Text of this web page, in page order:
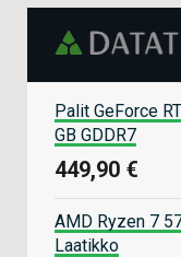
Palit GeForce
GB GDDR7
449,90 €
AMD Ryzen 7
Laatikko